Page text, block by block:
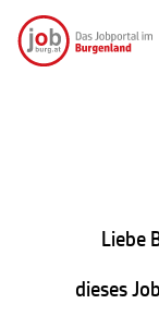
Liebe
dieses